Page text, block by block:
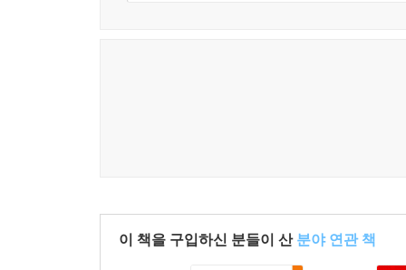
이 책을 구입하신 분들이 산 분야 연관 책